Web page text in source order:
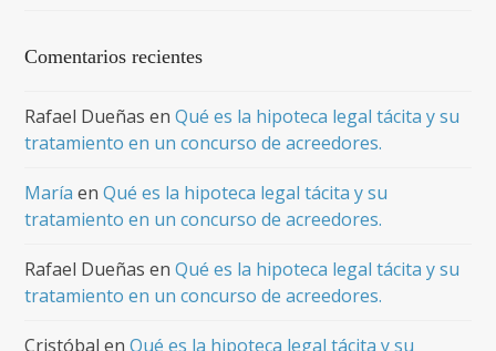
Comentarios recientes
Rafael Dueñas enQué es la hipoteca legal tácita y su
tratamiento en un concurso de acreedores.
María enQué es la hipoteca legal tácita y su
tratamiento en un concurso de acreedores.
Rafael Dueñas enQué es la hipoteca legal tácita y su
tratamiento en un concurso de acreedores.
Cristóbal enQué es la hipoteca legal tácita y su